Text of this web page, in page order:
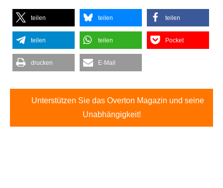
teilen teilen teilen
teilen teilen Pocket
drucken E-Mail
Unterstützen Sie das Overton Magazin und seine
Unabhängigkeit!